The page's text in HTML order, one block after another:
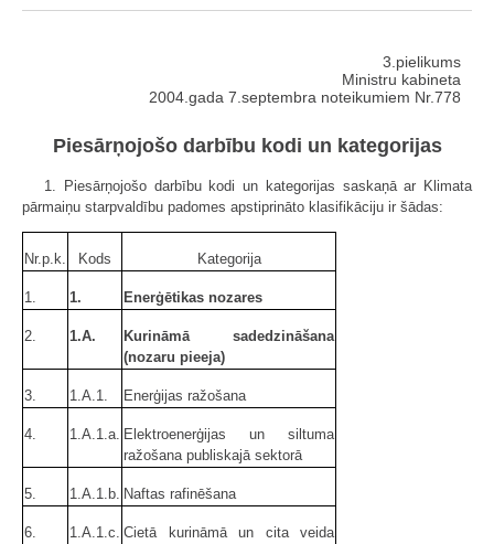
3.pielikums
Ministru kabineta
2004.gada 7.septembra noteikumiem Nr.778
Piesārņojošo darbību kodi un kategorijas
1. Piesārņojošo darbību kodi un kategorijas saskaņā ar Klimata
pārmaiņu starpvaldību padomes apstiprināto klasifikāciju ir šādas:
Nr.p.k. Kods Kategorija
1. 1. Enerģētikas nozares
2. 1.A.
Kurināmā sadedzināšana
(nozaru pieeja)
3. 1.A.1. Enerģijas ražošana
4. 1.A.1.a. Elektroenerģijas un siltuma
ražošana publiskajā sektorā
5. 1.A.1.b. Naftas rafinēšana
6. 1.A.1.c. Cietā kurināmā un cita veida